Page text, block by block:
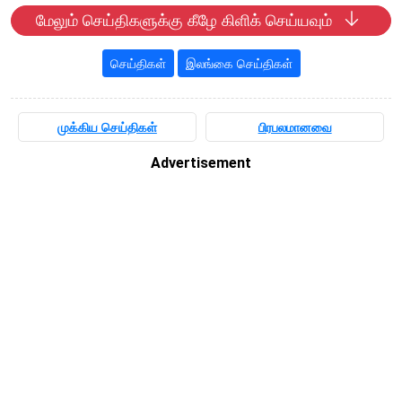
மேலும் செய்திகளுக்கு கீழே கிளிக் செய்யவும்
செய்திகள் இலங்கை செய்திகள்
முக்கிய செய்திகள் பிரபலமானவை
Advertisement